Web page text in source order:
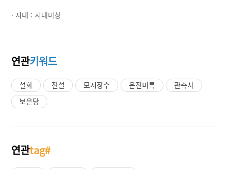
· 시대 : 시대미상
연관키워드
설화 전설 모시장수 은진미륵
관촉사
보은담
연관tag#